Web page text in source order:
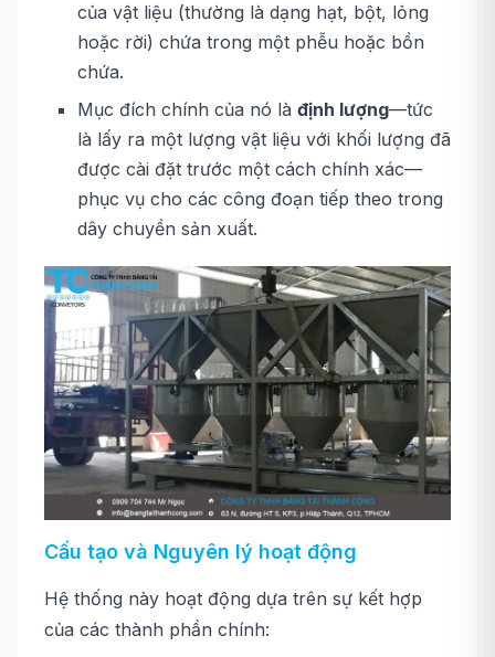
của vật liệu (thường là dạng hạt, bột, lỏng
hoặc rời) chứa trong một phễu hoặc bồn
chứa.
Mục đích chính của nó là định lượng—tức
là lấy ra một lượng vật liệu với khối lượng đã
được cài đặt trước một cách chính xác—
phục vụ cho các công đoạn tiếp theo trong
dây chuyền sản xuất.
Cấu tạo và Nguyên lý hoạt động
Hệ thống này hoạt động dựa trên sự kết hợp
của các thành phần chính: